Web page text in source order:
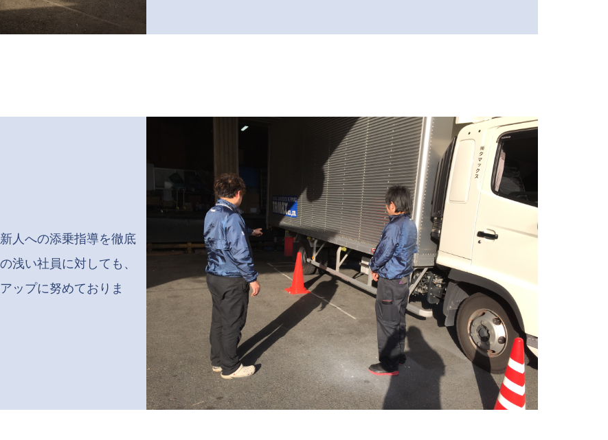
人への添乗指導を徹底
浅い社員に対しても、
ップに努めておりま